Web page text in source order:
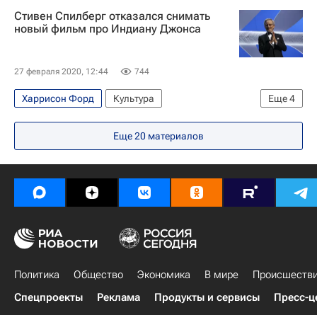
Стивен Спилберг отказался снимать
новый фильм про Индиану Джонса
27 февраля 2020, 12:44 744
Еще4
Харрисон Форд
Культура
Стивен Спилберг
Lucasfilm
лучшие фильмы
Еще20 материалов
Политика Общество Экономика В мире
Спецпроекты
Реклама Продукты и сервисы Пресс-